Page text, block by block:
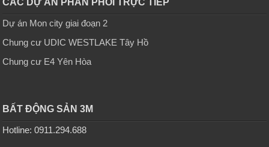
Dự án Mon city giai đoạn 2
Chung cư UDIC WESTLAKE Tây Hồ
Chung cư E4 Yên Hòa
BẤT ĐỘNG SẢN 3M
Hotline: 0911.294.688